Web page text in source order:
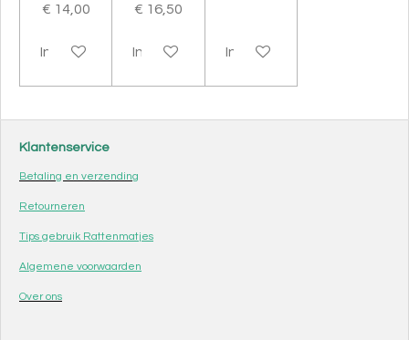
€ 14,00
In winkelwagen
€ 16,50
In winkelwagenIn winkelwagen
Klantenservice
Betaling en verzending
Retourneren
Tips gebruik Rattenmatjes
Algemene voorwaarden
Over ons